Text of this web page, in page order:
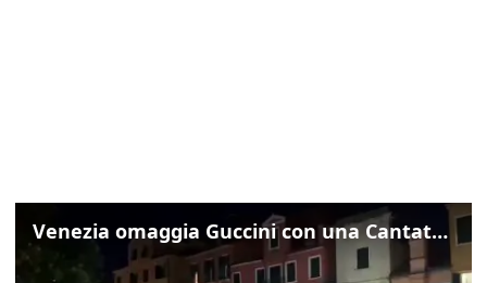
Venezia omaggia Guccini con una Cantata Anarchica in campo Santa Margherita